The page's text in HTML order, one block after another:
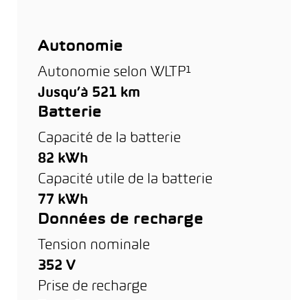
Autonomie
Autonomie selon WLTP¹
Jusqu’à 521 km
Batterie
Capacité de la batterie
82 kWh
Capacité utile de la batterie
77 kWh
Données de recharge
Tension nominale
352 V
Prise de recharge